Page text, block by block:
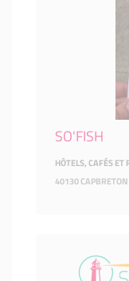
SO'FISH
HÔTELS, CAFÉS
40130 CAPBRETON